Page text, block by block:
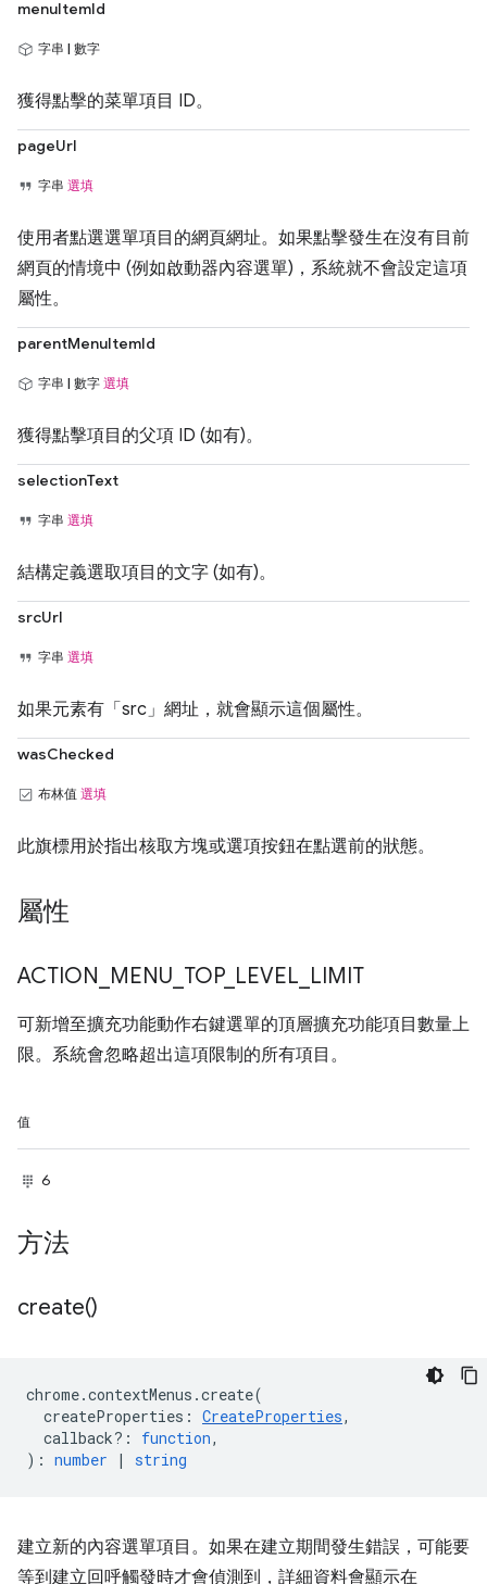
menuItemId
字串 | 數字
獲得點擊的菜單項目 ID。
pageUrl
字串 選填
使用者點選選單項目的網頁網址。如果點擊發生在沒有目前
網頁的情境中 (例如啟動器內容選單)，系統就不會設定這項
屬性。
parentMenuItemId
字串 | 數字 選填
獲得點擊項目的父項 ID (如有)。
selectionText
字串 選填
結構定義選取項目的文字 (如有)。
srcUrl
字串 選填
如果元素有「src」網址，就會顯示這個屬性。
wasChecked
布林值 選填
此旗標用於指出核取方塊或選項按鈕在點選前的狀態。
屬性
ACTION MENU TOP_ LEVEL LIMIT
可新增至擴充功能動作右鍵選單的頂層擴充功能項目數量上
限。系統會忽略超出這項限制的所有項目。
值
6
方法
create()
chrome.contextMenus .create(
createProperties : CreateProperties,
callback? : function,
) : number | string
建立新的內容選單項目。如果在建立期間發生錯誤，可能要
等到建立回呼觸發時才會偵測到，詳細資料會顯示在